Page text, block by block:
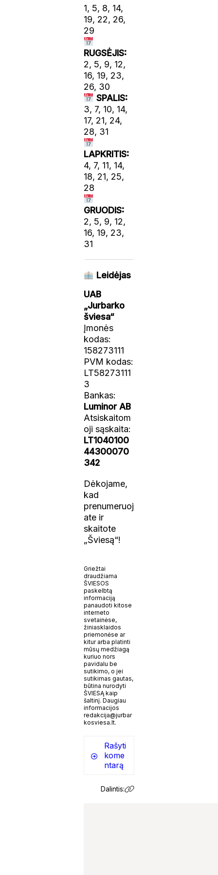
1, 5, 8, 14,
19, 22, 26,
29
RUGSĖJIS:
2, 5, 9, 12,
16, 19, 23,
26, 30
SPALIS:
3, 7, 10, 14,
17, 21, 24,
28, 31
LAPKRITIS:
4, 7, 11, 14,
18, 21, 25,
28
GRUODIS:
2, 5, 9, 12,
16, 19, 23,
31
Leidėjas
UAB
„Jurbarko
šviesa“
Įmonės
kodas:
158273111
PVM kodas:
LT58273111
3
Bankas:
Luminor AB
Atsiskaitom
oji sąskaita:
LT1040100
44300070
342
Dėkojame,
kad
prenumeruoj
ate ir
skaitote
„Šviesą“!
Griežtai
draudžiama
ŠVIESOS
paskelbtą
informaciją
panaudoti kitose
interneto
svetainėse,
žiniasklaidos
priemonėse ar
kitur arba platinti
mūsų medžiagą
kuriuo nors
pavidalu be
sutikimo, o jei
sutikimas gautas,
būtina nurodyti
ŠVIESĄ kaip
šaltinį. Daugiau
informacijos
redakcija@jurbar
kosviesa.lt.
Rašyti
kome
ntarą
Dalintis: